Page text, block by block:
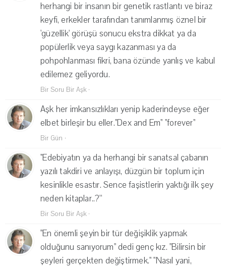
herhangi bir insanın bir genetik rastlantı ve biraz
keyfi, erkekler tarafından tanımlanmış öznel bir
'güzellik' görüşü sonucu ekstra dikkat ya da
popülerlik veya saygı kazanması ya da
pohpohlanması fikri, bana özünde yanlış ve kabul
edilemez geliyordu.
Bir Soru Bir Aşk ·
Aşk her imkansızlıkları yenip kaderindeyse eğer
elbet birleşir bu eller.''Dex and Em'' ''forever''
Bir Gün ·
''Edebiyatın ya da herhangi bir sanatsal çabanın
yazılı takdiri ve anlayışı, düzgün bir toplum için
kesinlikle esastır. Sence faşistlerin yaktığı ilk şey
neden kitaplar..?''
Bir Soru Bir Aşk ·
"En önemli şeyin bir tür değişiklik yapmak
olduğunu sanıyorum" dedi genç kız. "Bilirsin bir
şeyleri gerçekten değiştirmek." "Nasıl yani,